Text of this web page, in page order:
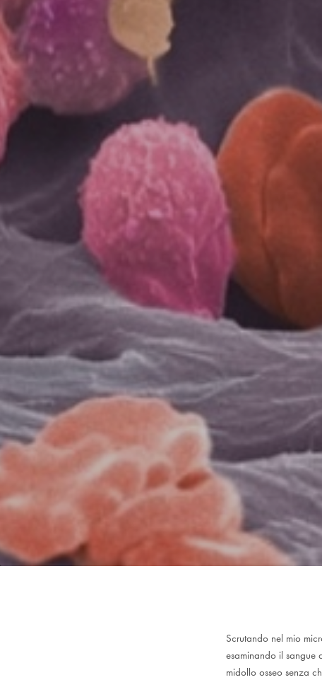
Scrutando nel mio
esaminando il sangue
midollo osseo senza